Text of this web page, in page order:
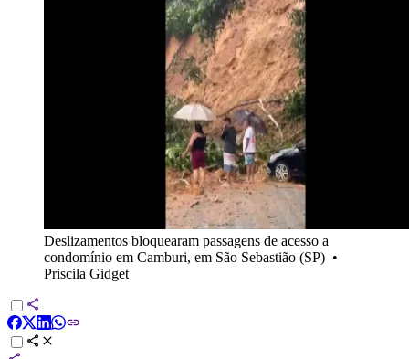
Deslizamentos bloquearam passagens de acesso a
condomínio em Camburi, em São Sebastião (SP) •
Priscila Gidget